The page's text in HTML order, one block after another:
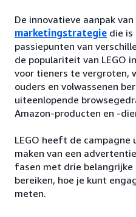
De innovatieve aanpak
marketingstrategie die
passiepunten van
de populariteit van LEGO
voor tieners te vergroten,
ouders en volwassenen
uiteenlopende
Amazon-producten en -
LEGO heeft de
maken van een
fasen met drie belangrijke
bereiken, hoe je kunt
meten.